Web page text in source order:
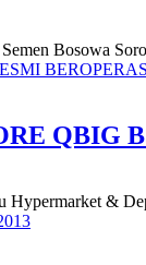
Bosowa
QBIG
&